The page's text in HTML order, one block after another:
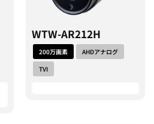
WTW-AR212H
200万画素
AHDアナログ
TVI